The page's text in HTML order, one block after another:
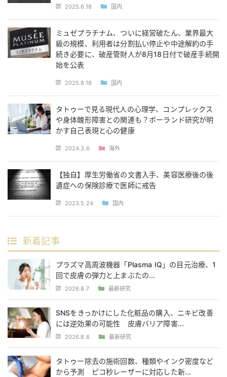
2025.6.18 国内
ミュゼプラチナム、ついに経営破たん、業界最大
級の規模、利用者は分割払い停止や中途解約の手
続き必要に、破産管財人が8月18日付で破産手続開
始を公表
2025.8.18 国内
タトゥーで見る現代人の心理学、コンプレックス
や身体醜形障害との関連も？ポーランド研究が明
かす自己表現と心の健康
2024.3.6 海外
【独自】厚生労働省の文書入手、美容医療後の後
遺症への保険診療で医師に戒告
2023.5.24 国内
新着記事
プラズマ高周波機器「Plasma IQ」の目元治療、1
回で皮膚の弾力と上まぶたの...
2026.8.7 最新研究
SNSをきっかけにした化粧品の購入、ニキビ改善
には逆効果の可能性 皮膚バリア障害...
2026.8.6 最新研究
タトゥー除去の施術回数、種類やインク密度など
から予測 ピコ秒レーザーに対応した新...